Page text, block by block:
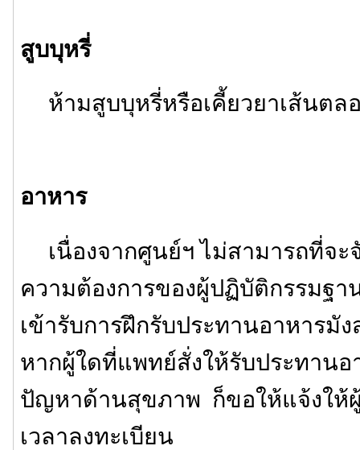
สูบบุหรี่
ห้ามสูบบุหรี่หรือเคี้ยวยาเส้นตลอ
อาหาร
เนื่องจากศูนย์ฯ ไม่สามารถที่จะ
ความต้องการของผู้ปฏิบัติกรรมฐ
เข้ารับการฝึกรับประทานอาหารมั
หากผู้ใดที่แพทย์สั่งให้รับประทานอ
ปัญหาด้านสุขภาพ ก็ขอให้แจ้งให้
เวลาลงทะเบียน